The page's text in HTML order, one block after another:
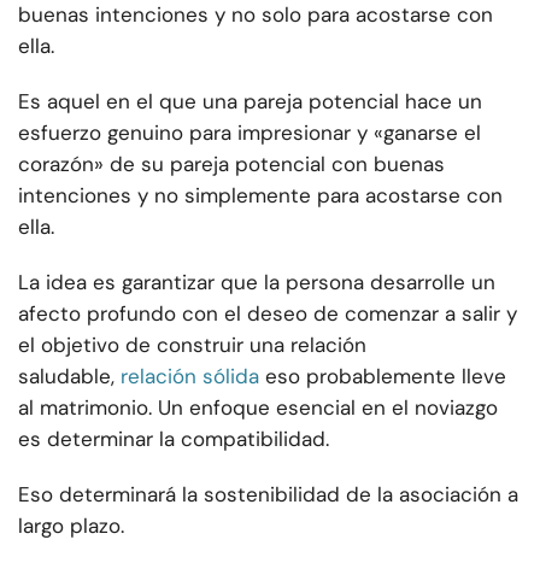
buenas intenciones y no solo para acostarse con
ella.
Es aquel en el que una pareja potencial hace un
esfuerzo genuino para impresionar y «ganarse el
corazón» de su pareja potencial con buenas
intenciones y no simplemente para acostarse con
ella.
La idea es garantizar que la persona desarrolle un
afecto profundo con el deseo de comenzar a salir y
el objetivo de construir una relación
saludable, relación sólida eso probablemente lleve
al matrimonio. Un enfoque esencial en el noviazgo
es determinar la compatibilidad.
Eso determinará la sostenibilidad de la asociación a
largo plazo.